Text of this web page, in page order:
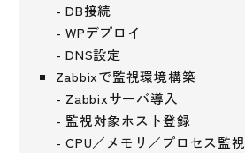
- DB接続
- WPデプロイ
- DNS設定
Zabbixで監視環境構築
- Zabbixサーバ導入
- 監視対象ホスト登録
- CPU／メモリ／プロセス監視